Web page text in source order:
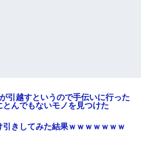
引越すというので手伝いに行った
んでもないモノを見つけた
きしてみた結果ｗｗｗｗｗｗｗ